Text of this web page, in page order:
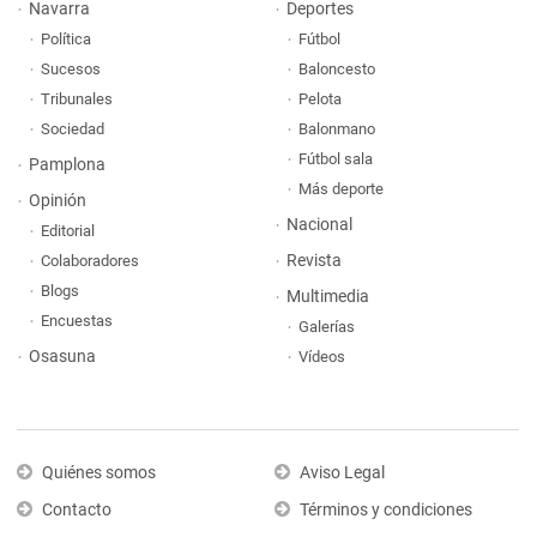
Navarra
Política
Sucesos
Tribunales
Sociedad
Pamplona
Opinión
Editorial
Colaboradores
Blogs
Encuestas
Osasuna
Deportes
Fútbol
Baloncesto
Pelota
Balonmano
Fútbol sala
Más deporte
Nacional
Revista
Multimedia
Galerías
Vídeos
Quiénes somos
Contacto
Aviso Legal
Términos y condiciones